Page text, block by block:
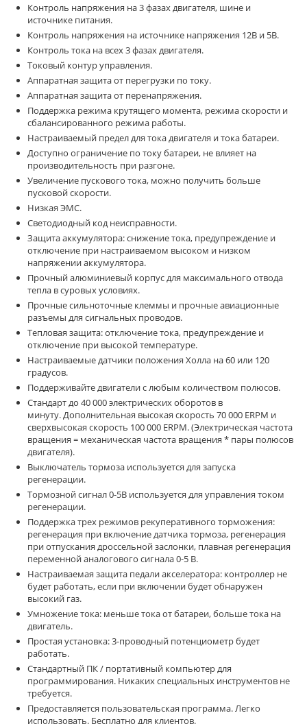
Контроль напряжения на 3 фазах двигателя, шине и
источнике питания.
Контроль напряжения на источнике напряжения 12В и 5В.
Контроль тока на всех 3 фазах двигателя.
Токовый контур управления.
Аппаратная защита от перегрузки по току.
Аппаратная защита от перенапряжения.
Поддержка режима крутящего момента, режима скорости и
сбалансированного режима работы.
Настраиваемый предел для тока двигателя и тока батареи.
Доступно ограничение по току батареи, не влияет на
производительность при разгоне.
Увеличение пускового тока, можно получить больше
пусковой скорости.
Низкая ЭМС.
Светодиодный код неисправности.
Защита аккумулятора: снижение тока, предупреждение и
отключение при настраиваемом высоком и низком
напряжении аккумулятора.
Прочный алюминиевый корпус для максимального отвода
тепла в суровых условиях.
Прочные сильноточные клеммы и прочные авиационные
разъемы для сигнальных проводов.
Тепловая защита: отключение тока, предупреждение и
отключение при высокой температуре.
Настраиваемые датчики положения Холла на 60 или 120
градусов.
Поддерживайте двигатели с любым количеством полюсов.
Стандарт до 40 000 электрических оборотов в
минуту. Дополнительная высокая скорость 70 000 ERPM и
сверхвысокая скорость 100 000 ERPM. (Электрическая частота
вращения = механическая частота вращения * пары полюсов
двигателя).
Выключатель тормоза используется для запуска
регенерации.
Тормозной сигнал 0-5В используется для управления током
регенерации.
Поддержка трех режимов рекуперативного торможения:
регенерация при включение датчика тормоза, регенерация
при отпускания дроссельной заслонки, плавная регенерация
переменной аналогового сигнала 0-5 В.
Настраиваемая защита педали акселератора: контроллер не
будет работать, если при включении будет обнаружен
высокий газ.
Умножение тока: меньше тока от батареи, больше тока на
двигатель.
Простая установка: 3-проводный потенциометр будет
работать.
Стандартный ПК / портативный компьютер для
программирования. Никаких специальных инструментов не
требуется.
Предоставляется пользовательская программа. Легко
использовать. Бесплатно для клиентов.